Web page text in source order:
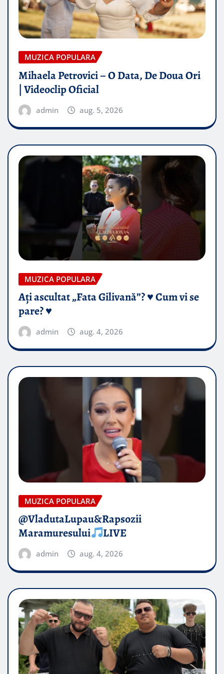
MUZICA POPULARA
Mihaela Petrovici – O Data, De Doua Ori
| Videoclip Oficial
admin aug. 5, 2026
MUZICA POPULARA
Ați ascultat „Fata Gilivană”? ♥️ Cum vi se
pare? ♥️
admin aug. 4, 2026
MUZICA POPULARA
@VladutaLupau&Rapsozii
Maramuresului
LIVE
admin aug. 4, 2026